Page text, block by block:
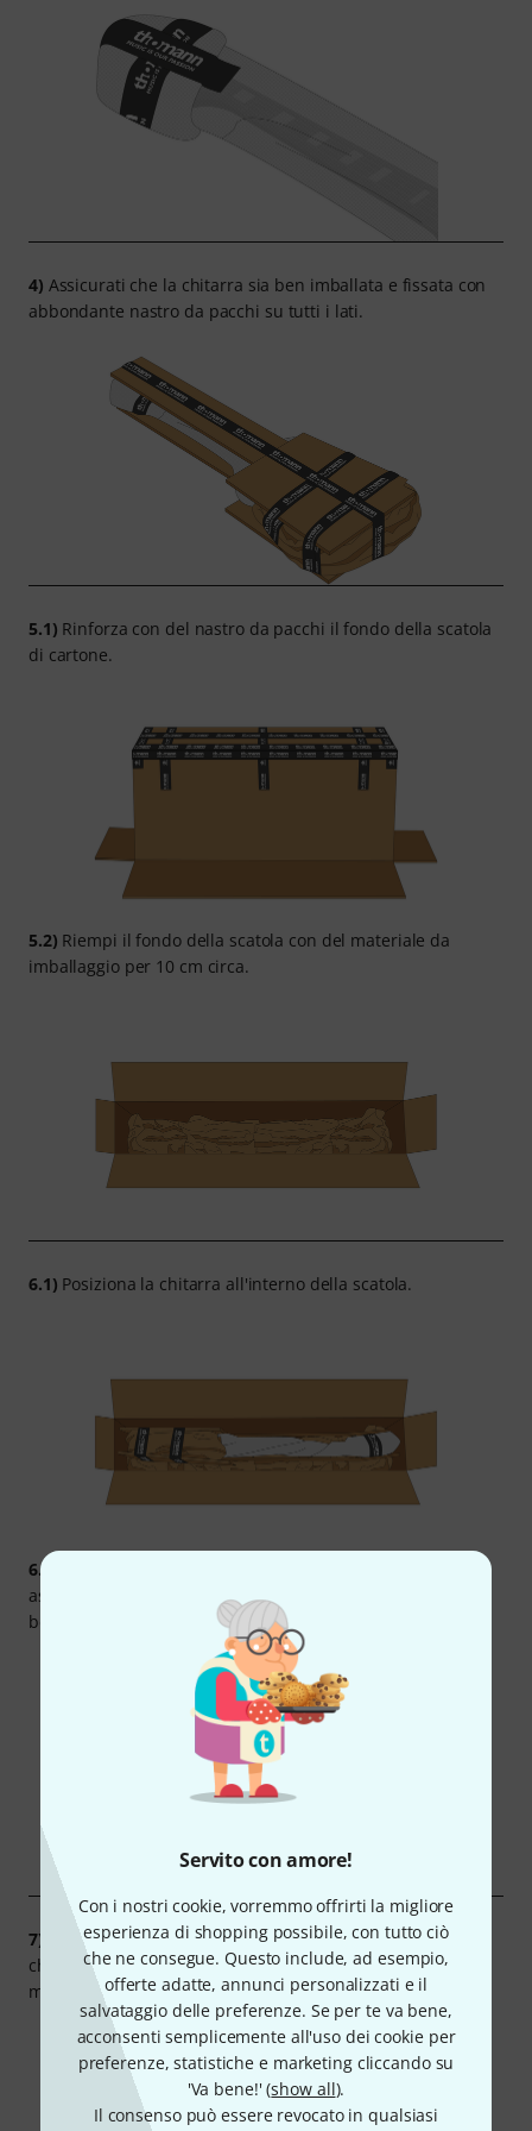
Servito con amore!
Con i nostri cookie, vorremmo offrirti la migliore
esperienza di shopping possibile, con tutto ciò
che ne consegue. Questo include, ad esempio,
offerte adatte, annunci personalizzati e il
salvataggio delle preferenze. Se per te va bene,
acconsenti semplicemente all'uso dei cookie per
preferenze, statistiche e marketing cliccando su
'Va bene!' (show all).
Il consenso può essere revocato in qualsiasi
4) Assicurati che la chitarra sia ben imballata e fissata con
abbondante nastro da pacchi su tutti i lati.
5.1) Rinforza con del nastro da pacchi il fondo della scatola
di cartone.
5.2) Riempi il fondo della scatola con del materiale da
imballaggio per 10 cm circa.
6.1) Posiziona la chitarra all'interno della scatola.
6.2)
assicurati che le parti più delicate (manico e paletta) siano
ben protette.
7)
Aggiungi uno strato di materiale da imballaggio sopra la
chitarra. Assicurati che l'articolo sia ben fermo e non si
muova all'interno del pacco.